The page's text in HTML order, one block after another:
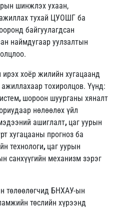
шинжлэх ухаан,
тухай ЦУОШГ ба
байгуулагдсан
наймдугаар уулзалтын
хоёр жилийн хугацаанд
тохиролцов. Үүнд:
, шороон шуурганы хяналт
нөлөөлөх үйл
ашиглалт, цаг уурын
хугацааны прогноз ба
технологи, цаг уурын
санхүүгийн механизм зэрэг
төлөөлөгчид БНХАУ-ын
төслийн хүрээнд